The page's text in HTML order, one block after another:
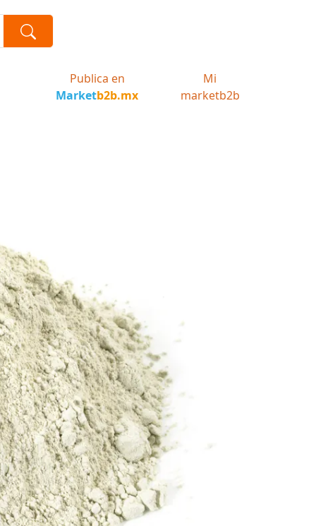
Publica en
Marketb2b.mx
Mi
marketb2b